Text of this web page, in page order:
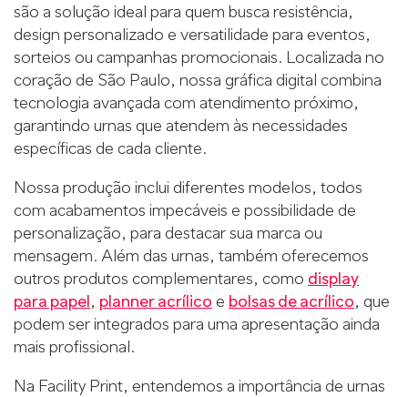
são a solução ideal para quem busca resistência,
design personalizado e versatilidade para eventos,
sorteios ou campanhas promocionais. Localizada no
coração de São Paulo, nossa gráfica digital combina
tecnologia avançada com atendimento próximo,
garantindo urnas que atendem às necessidades
específicas de cada cliente.
Nossa produção inclui diferentes modelos, todos
com acabamentos impecáveis e possibilidade de
personalização, para destacar sua marca ou
mensagem. Além das urnas, também oferecemos
outros produtos complementares, como display
para papel, planner acrílico e bolsas de acrílico, que
podem ser integrados para uma apresentação ainda
mais profissional.
Na Facility Print, entendemos a importância de urnas